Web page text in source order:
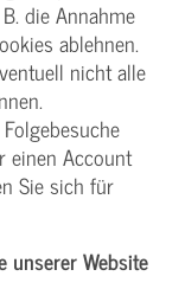
die Annahme
ablehnen.
nicht alle
einen Account
Sie sich für
unserer Website